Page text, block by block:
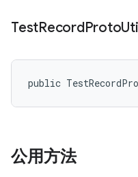
TestRecordProto
public
公用方法